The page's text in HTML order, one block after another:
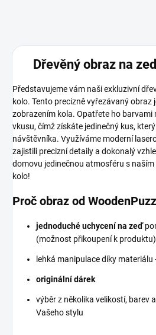
Dřevěný obraz na
Představujeme vám naši exkluzivní
kolo. Tento precizně vyřezávaný obraz
zobrazením kola. Opatřete ho barvami
vkusu, čímž získáte jedinečný kus,
návštěvníka. Využíváme moderní
zajistili precizní detaily a dokonalý
domovu jedinečnou atmosféru s
kolo!
Proč obraz od
jednoduché uchycení na zeď
(možnost přikoupení k produktu)
lehká manipulace díky
originální dárek
výběr z několika velikostí, barev
Vašeho stylu